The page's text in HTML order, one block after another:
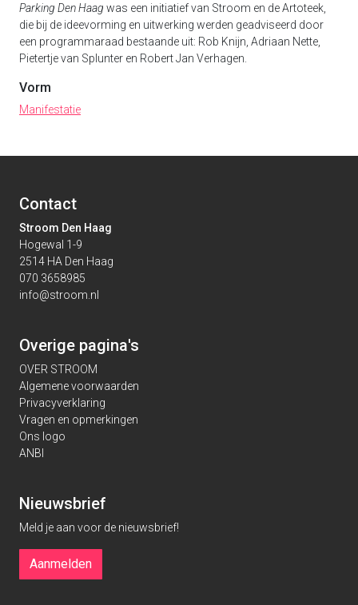
Parking Den Haag was een initiatief van Stroom en de Artoteek,
die bij de ideevorming en uitwerking werden geadviseerd door
een programmaraad bestaande uit: Rob Knijn, Adriaan Nette,
Pietertje van Splunter en Robert Jan Verhagen.
Vorm
Manifestatie
Contact
Stroom Den Haag
Hogewal 1-9
2514 HA Den Haag
070 3658985
info@stroom.nl
Overige pagina's
OVER STROOM
Algemene voorwaarden
Privacyverklaring
Vragen en opmerkingen
Ons logo
ANBI
Nieuwsbrief
Meld je aan voor de nieuwsbrief!
Aanmelden